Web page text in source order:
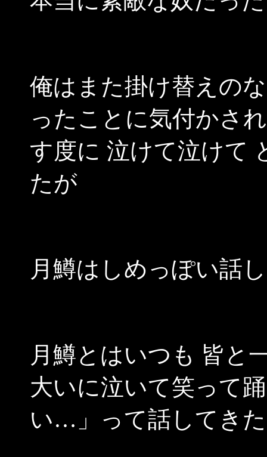
俺はまた掛け替えの
ったことに気付かさ
す度に 泣けて泣けて
たが
月鱒はしめっぽい話
月鱒とはいつも 皆と
大いに泣いて笑って
い…」って話してきた